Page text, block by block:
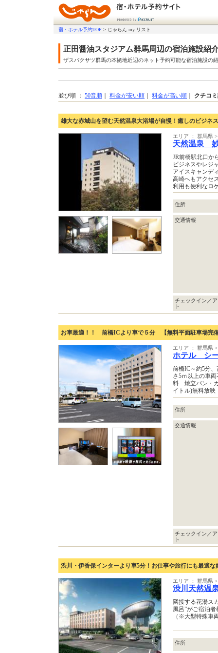
宿・ホテル予約TOP > じゃらん my リスト
正田醤油スタジアム群馬周辺の宿泊施設紹
ザスパクサツ群馬の本拠地近辺のネット予約可能な宿泊施設の
並び順 ： 50音順 料金が安い順 料金が高い順 クチコ
雄大な赤城山を望む天然温泉大浴場が自慢！癒しのビジネ
エリア ： 群馬県
天然温泉
JR前橋駅北口か
ビジネスやレジ
アイスキャンデ
高崎へもアクセ
利用も便利なロ
住所
交通情報
チェックイン／
ト
お車最適！！ 前橋ICより車で５分 【無料平面駐車場完
エリア ： 群馬県
ホテル シ
前橋IC～約5分
さ5ｍ以上の車
料 焼立パン・
イトル)無料放映
住所
交通情報
チェックイン／
ト
渋川・伊香保インターより車5分！お仕事や旅行にも最適な
エリア ： 群馬県
渋川天然温
隣接する花湯ス
風呂”がご宿泊
（※大型特殊車
住所